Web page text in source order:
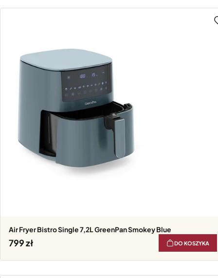
Air Fryer Bistro Single 7,2L GreenPan Smokey Blue
799 DO KOSZYKA